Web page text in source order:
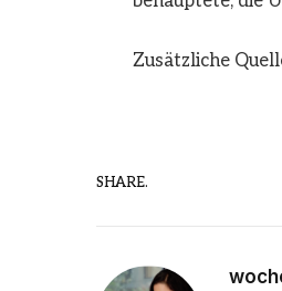
Zusätzliche
SHARE.